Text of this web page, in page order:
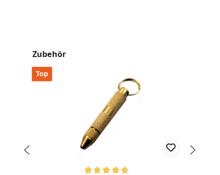
Produktgalerie überspringen
Zubehör
Top